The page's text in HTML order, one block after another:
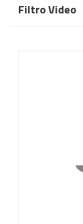
Filtro Video